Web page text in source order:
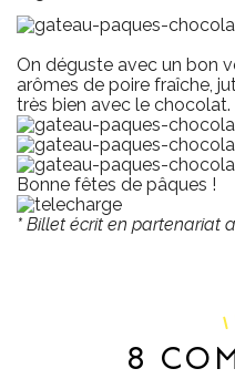
On déguste avec un bon
arômes de poire fraîche,
très bien avec le chocolat.
Bonne fêtes de pâques !
* Billet écrit en partenariat
8